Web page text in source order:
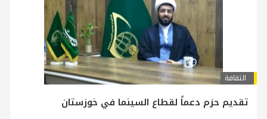
الثقافة
تقديم حزم دعماً لقطاع السينما في خوزستان